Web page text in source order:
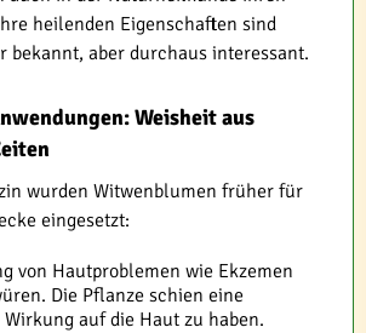
heilenden Eigenschaften sind
bekannt, aber durchaus interessant.
Weisheit aus
wurden Witwenblumen früher für
eingesetzt:
von Hautproblemen wie Ekzemen
Die Pflanze schien eine
auf die Haut zu haben.